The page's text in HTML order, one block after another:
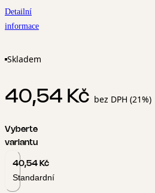
Detailní
informace
Skladem
40,54 Kč bez DPH (21%)
Vyberte
variantu
40,54 Kč
Standardní